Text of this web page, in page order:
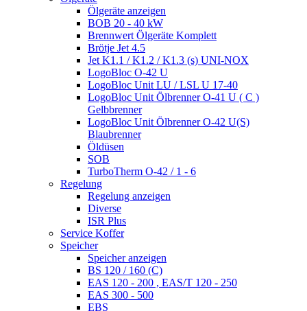
Ölgeräte anzeigen
BOB 20 - 40 kW
Brennwert Ölgeräte Komplett
Brötje Jet 4.5
Jet K1.1 / K1.2 / K1.3 (s) UNI-NOX
LogoBloc O-42 U
LogoBloc Unit LU / LSL U 17-40
LogoBloc Unit Ölbrenner O-41 U ( C )
Gelbbrenner
LogoBloc Unit Ölbrenner O-42 U(S)
Blaubrenner
Öldüsen
SOB
TurboTherm O-42 / 1 - 6
Regelung
Regelung anzeigen
Diverse
ISR Plus
Service Koffer
Speicher
Speicher anzeigen
BS 120 / 160 (C)
EAS 120 - 200 , EAS/T 120 - 250
EAS 300 - 500
EBS